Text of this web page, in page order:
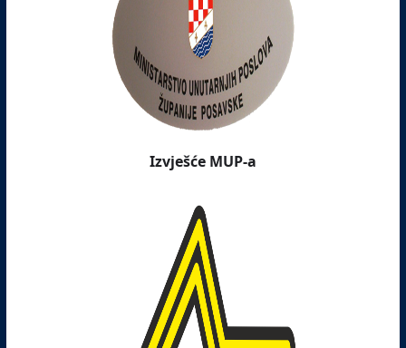
Izvješće MUP-a